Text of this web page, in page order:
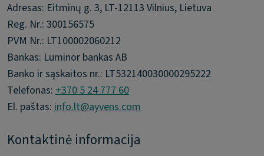
Adresas: Eitminų g. 3, LT-12113 Vilnius, Lietuva
Reg. Nr.: 300156575
PVM Nr.: LT100002060212
Bankas: Luminor bankas AB
Banko ir sąskaitos nr.: LT532140030000295222
Telefonas: +370 5 24 777 60
El. paštas: info.lt@ayvens.com
Kontaktinė informacija